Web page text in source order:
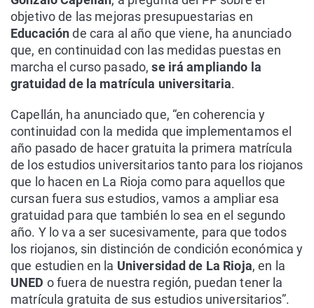
objetivo de las mejoras presupuestarias en
Educaciónde cara al año que viene, ha anunciado
que, en continuidad con las medidas puestas en
marcha el curso pasado,se irá ampliando la
gratuidad de la matrícula universitaria.
Capellán, ha anunciado que, “en coherencia y
continuidad con la medida que implementamos el
año pasado de hacer gratuita la primera matrícula
de los estudios universitarios tanto para los riojanos
que lo hacen en La Rioja como para aquellos que
cursan fuera sus estudios, vamos a ampliar esa
gratuidad para que también lo sea en el segundo
año. Y lo va a ser sucesivamente, para que todos
los riojanos, sin distinción de condición económica y
que estudien en la Universidad de La Rioja, en la
UNED o fuera de nuestra región, puedan tener la
matrícula gratuita de sus estudios universitarios”.